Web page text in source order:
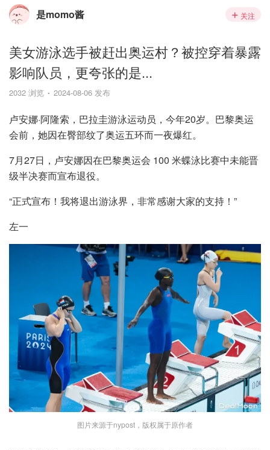
是momo酱 关注
美女游泳选手被赶出奥运村？被控穿着暴露
影响队员，更夸张的是...
2032 浏览 2024-08-06 发布
卢安娜·阿隆索，巴拉圭游泳运动员，今年20岁。巴黎奥运
会前，她因在臀部纹了奥运五环而一夜爆红。
7月27日，卢安娜因在巴黎奥运会 100 米蝶泳比赛中未能晋
级半决赛而宣布退役。
“正式宣布！我将退出游泳界，非常感谢大家的支持！”
左一
图片来源于nypost，版权属于原作者